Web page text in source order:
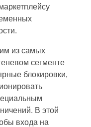
из самых
сегменте
блокировки,
В этой
входа на